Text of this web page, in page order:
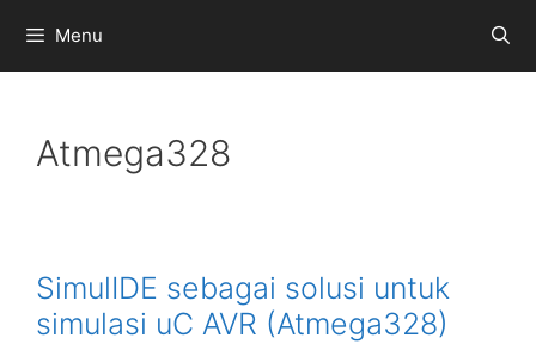
content
Menu
Atmega328
SimulIDE sebagai solusi untuk
simulasi uC AVR (Atmega328)